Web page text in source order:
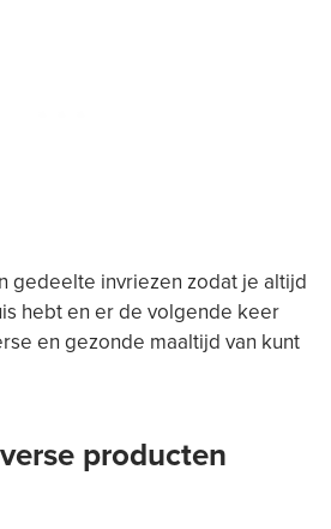
gedeelte invriezen zodat je altijd
hebt en er de volgende keer
en gezonde maaltijd van kunt
producten